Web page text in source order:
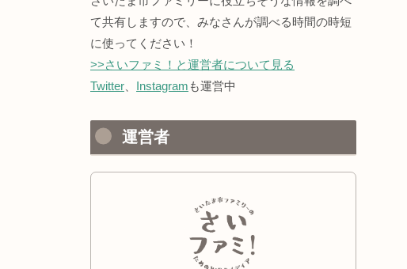
て共有しますので、みなさんが調べる時間の時短
に使ってください！
>>さいファミ！と運営者について見る
Twitter
Instagram も運営中
運営者